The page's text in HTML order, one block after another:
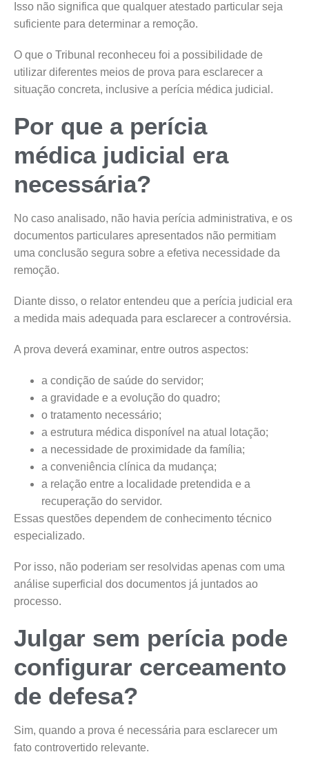
Isso não significa que qualquer atestado particular seja
suficiente para determinar a remoção.
O que o Tribunal reconheceu foi a possibilidade de
utilizar diferentes meios de prova para esclarecer a
situação concreta, inclusive a perícia médica judicial.
Por que a perícia
médica judicial era
necessária?
No caso analisado, não havia perícia administrativa, e os
documentos particulares apresentados não permitiam
uma conclusão segura sobre a efetiva necessidade da
remoção.
Diante disso, o relator entendeu que a perícia judicial era
a medida mais adequada para esclarecer a controvérsia.
A prova deverá examinar, entre outros aspectos:
a condição de saúde do servidor;
a gravidade e a evolução do quadro;
o tratamento necessário;
a estrutura médica disponível na atual lotação;
a necessidade de proximidade da família;
a conveniência clínica da mudança;
a relação entre a localidade pretendida e a
recuperação do servidor.
Essas questões dependem de conhecimento técnico
especializado.
Por isso, não poderiam ser resolvidas apenas com uma
análise superficial dos documentos já juntados ao
processo.
Julgar sem perícia pode
configurar cerceamento
de defesa?
Sim, quando a prova é necessária para esclarecer um
fato controvertido relevante.